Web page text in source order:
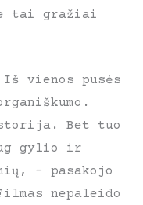
tai gražiai
vienos pusės
Bet tuo
gylio ir
– pasakojo
nepaleido